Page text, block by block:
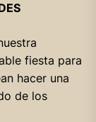
fiesta para
hacer una
de los